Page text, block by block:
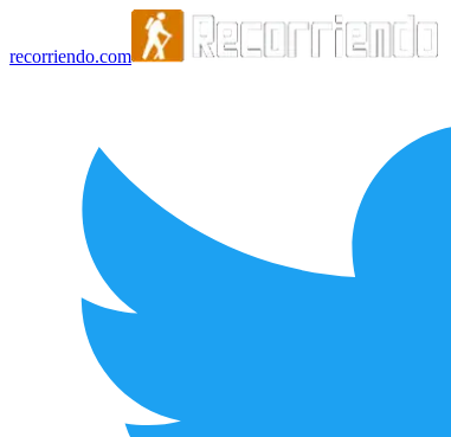
recorriendo.com